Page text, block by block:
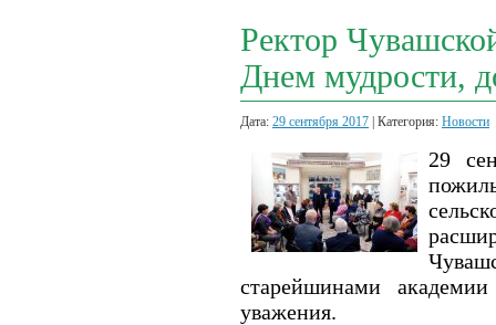
Ректор
Днем мудрости,
Дата: 29 сентября 2017 | Категория: Новости
29
старейшинами
уважения.